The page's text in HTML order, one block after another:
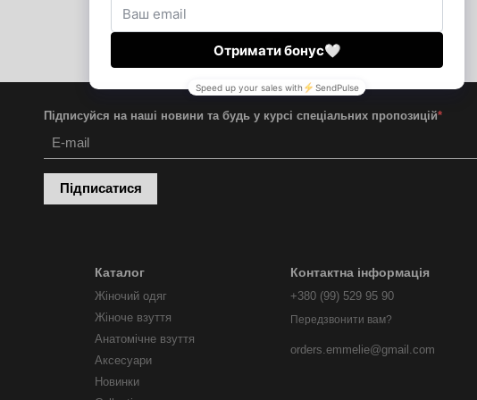
Підписуйся на наші новини та будь у курсі спеціальних пропозицій*
Підписатися
Каталог
Жіночий одяг
Жіноче взуття
Анатомічне взуття
Аксесуари
Новинки
Контактна інформація
+380 (99) 529 95 90
Передзвонити вам?
orders.emmelie@gmail.com